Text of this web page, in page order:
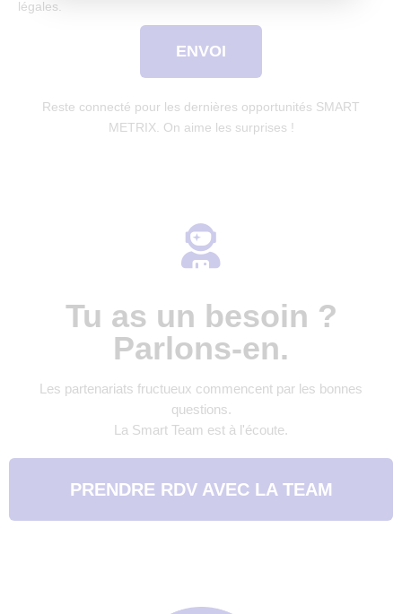
légales.
ENVOI
Reste connecté pour les dernières opportunités SMART
METRIX. On aime les surprises !
Tu as un besoin ?
Parlons-en.
Les partenariats fructueux commencent par les bonnes
questions.
La Smart Team est à l'écoute.
PRENDRE RDV AVEC LA TEAM